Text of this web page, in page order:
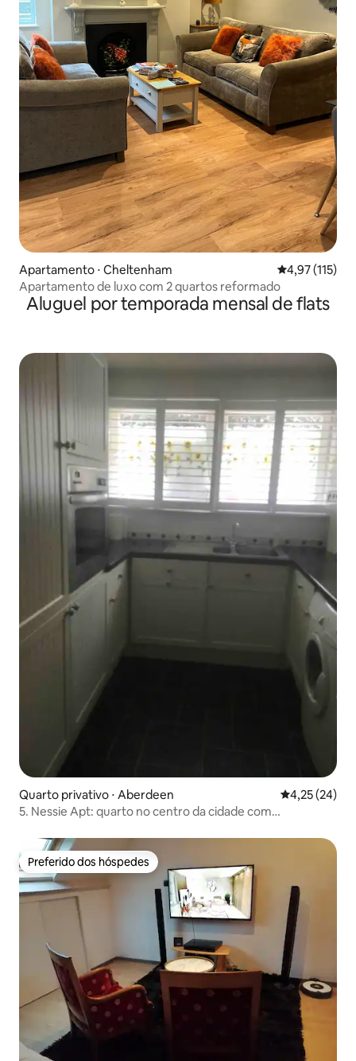
Apartamento ⋅ Cheltenham 4,97 de uma
4,97 (115)
Apartamento de luxo com 2 quartos reformado
Aluguel por temporada mensal de flats
Quarto privativo ⋅ Aberdeen 4,25 de uma
4,25 (24)
5. Nessie Apt: quarto no centro da cidade com
Preferido dos hóspedes
Preferido dos hóspedes